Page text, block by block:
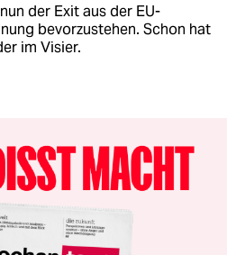
der Exit aus der EU-
bevorzustehen. Schon hat
im Visier.